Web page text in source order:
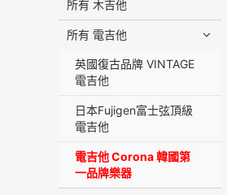
所有 木吉他
所有 電吉他
英國復古品牌 VINTAGE
電吉他
日本Fujigen富士弦頂級
電吉他
電吉他 Corona 韓國第
一品牌樂器